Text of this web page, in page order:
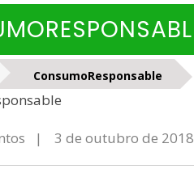
ConsumoResponsable
3 de outubro de 2018